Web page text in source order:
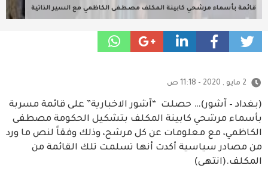
قائمة بأسماء مرشحي كابينة المكلف مصطفى الكاظمي مع السير الذاتية
2 مايو , 2020 - 11:18 ص
(بغداد – آشور)… حصلت “آشور الاخبارية” على قائمة مسربة
بأسماء مرشحي كابينة المكلف بتشكيل الحكومة مصطفى
الكاظمي، مع معلومات عن كل مرشح، وذلك وفقاً لنص ما ورد
من مصادر سياسية أكدت أنها تسلمت تلك القائمة من
المكلف.(انتهى)